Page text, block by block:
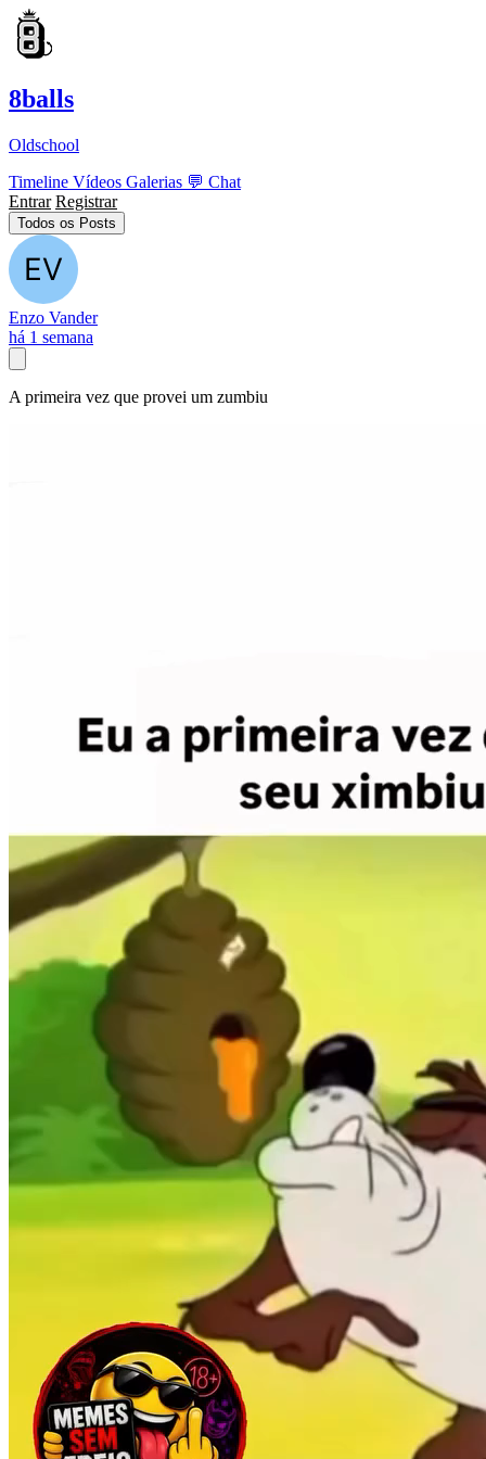
8balls
Oldschool
Timeline Vídeos Galerias 💬 Chat
Entrar Registrar
Todos os Posts
Enzo Vander
há 1 semana
A primeira vez que provei um zumbiu